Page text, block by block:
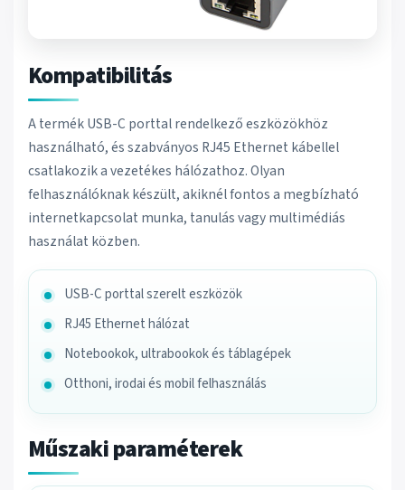
Kompatibilitás
A termék USB-C porttal rendelkező eszközökhöz
használható, és szabványos RJ45 Ethernet kábellel
csatlakozik a vezetékes hálózathoz. Olyan
felhasználóknak készült, akiknél fontos a megbízható
internetkapcsolat munka, tanulás vagy multimédiás
használat közben.
USB-C porttal szerelt eszközök
RJ45 Ethernet hálózat
Notebookok, ultrabookok és táblagépek
Otthoni, irodai és mobil felhasználás
Műszaki paraméterek